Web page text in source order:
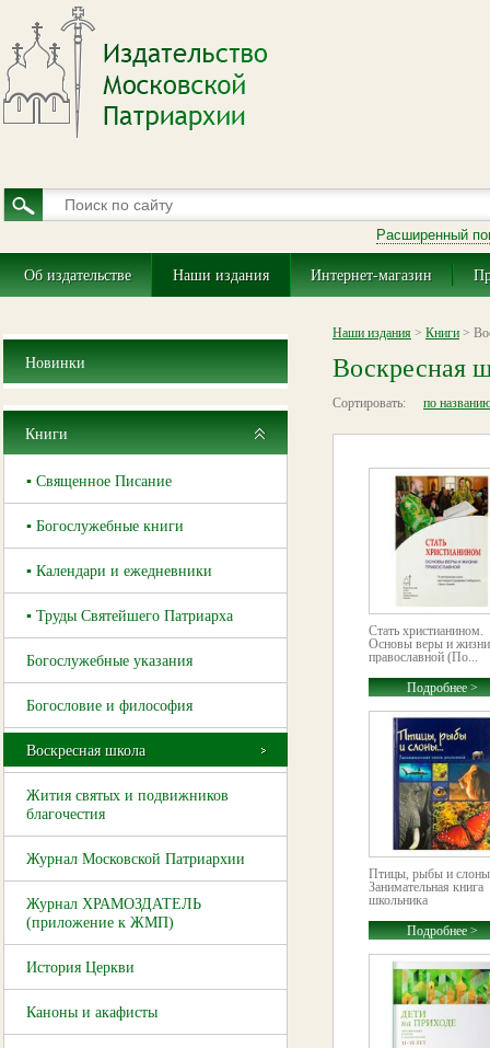
Расширенный
Об издательстве Наши издания Интернет-магазин
Новинки
Книги
▪ Священное Писание
▪ Богослужебные книги
▪ Календари и ежедневники
▪ Труды Святейшего Патриарха
Богослужебные указания
Богословие и философия
Воскресная школа
Жития святых и подвижников
благочестия
Журнал Московской Патриархии
Журнал ХРАМОЗДАТЕЛЬ
(приложение к ЖМП)
История Церкви
Каноны и акафисты
Наши издания > Книги >
Воскресная
Сортировать: по
Стать христианином.
Основы веры и жизни
православной (По...
Подробнее >
Птицы, рыбы и
Занимательная книга
школьника
Подробнее >